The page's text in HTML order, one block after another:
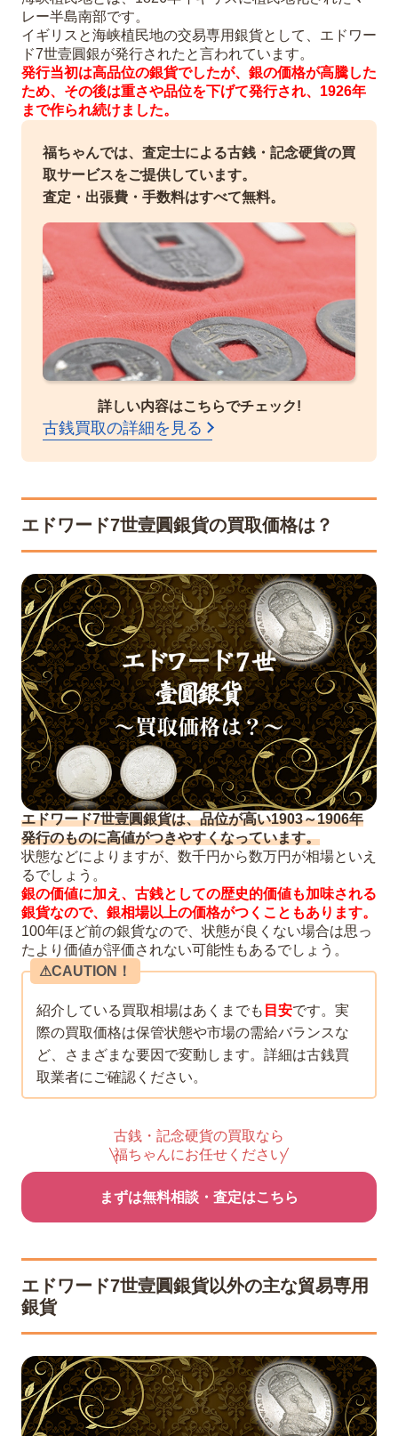
レー半島南部です。
イギリスと海峡植民地の交易専用銀貨として、エドワー
ド7世壹圓銀が発行されたと言われています。
発行当初は高品位の銀貨でしたが、銀の価格が高騰した
ため、その後は重さや品位を下げて発行され、1926年
まで作られ続けました。
福ちゃんでは、査定士による古銭・記念硬貨の買
取サービスをご提供しています。
査定・出張費・手数料はすべて無料。
詳しい内容はこちらでチェック!
古銭買取の詳細を見る
エドワード7世壹圓銀貨の買取価格は？
エドワード7世壹圓銀貨は、品位が高い1903～1906年
発行のものに高値がつきやすくなっています。
状態などによりますが、数千円から数万円が相場といえ
るでしょう。
銀の価値に加え、古銭としての歴史的価値も加味される
銀貨なので、銀相場以上の価格がつくこともあります。
100年ほど前の銀貨なので、状態が良くない場合は思っ
たより価値が評価されない可能性もあるでしょう。
⚠︎CAUTION！
紹介している買取相場はあくまでも 目安です。実
際の買取価格は保管状態や市場の需給バランスな
ど、さまざまな要因で変動します。詳細は古銭買
取業者にご確認ください。
古銭・記念硬貨の買取なら
福ちゃんにお任せください
まずは無料相談・査定はこちら
エドワード7世壹圓銀貨以外の主な貿易専用
銀貨